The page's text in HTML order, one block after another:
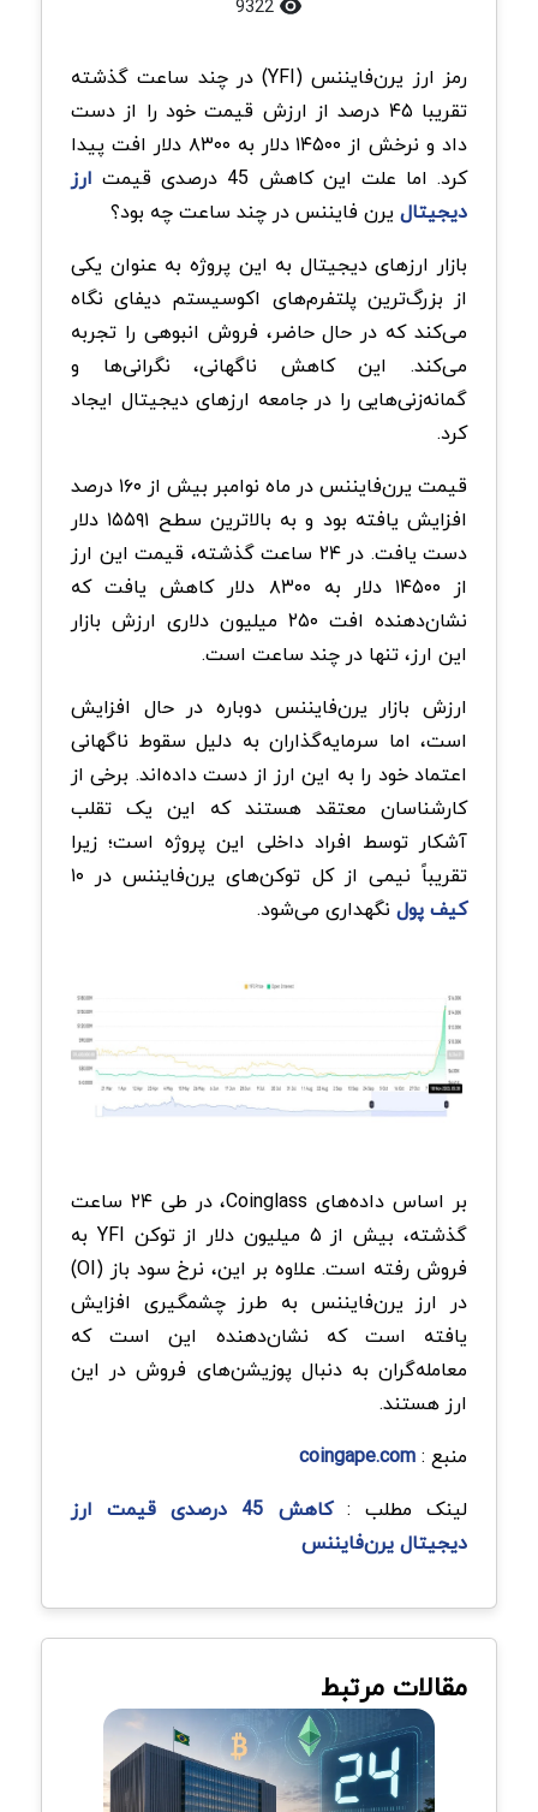
رمز ارز یرن‌فایننس (YFI) در چند ساعت گذشته
تقریبا ۴۵ درصد از ارزش قیمت خود را از دست
داد و نرخش از ۱۴۵۰۰ دلار به ۸۳۰۰ دلار افت پیدا
کرد. اما علت این کاهش 45 درصدی قیمت
ارز
دیجیتال یرن فایننس در چند ساعت چه بود؟
بازار ارزهای دیجیتال به این پروژه به عنوان یکی
از بزرگ‌ترین پلتفرم‌های اکوسیستم دیفای نگاه
می‌کند که در حال حاضر، فروش انبوهی را تجربه
می‌کند. این کاهش ناگهانی، نگرانی‌ها و
گمانه‌زنی‌هایی را در جامعه ارزهای دیجیتال ایجاد
کرد.
قیمت یرن‌فایننس در ماه نوامبر بیش از ۱۶۰ درصد
افزایش یافته بود و به بالاترین سطح ۱۵۵۹۱ دلار
دست یافت. در ۲۴ ساعت گذشته، قیمت این ارز
از ۱۴۵۰۰ دلار به ۸۳۰۰ دلار کاهش یافت که
نشان‌دهنده افت ۲۵۰ میلیون دلاری ارزش بازار
این ارز، تنها در چند ساعت است.
ارزش بازار یرن‌فایننس دوباره در حال افزایش
است، اما سرمایه‌گذاران به دلیل سقوط ناگهانی
اعتماد خود را به این ارز از دست داده‌اند. برخی از
کارشناسان معتقد هستند که این یک تقلب
آشکار توسط افراد داخلی این پروژه است؛ زیرا
تقریباً نیمی از کل توکن‌های یرن‌فایننس در ۱۰
کیف پول نگهداری می‌شود.
بر اساس داده‌های Coinglass، در طی ۲۴ ساعت
گذشته، بیش از ۵ میلیون دلار از توکن YFI به
فروش رفته است. علاوه بر این، نرخ سود باز (OI)
در ارز یرن‌فایننس به طرز چشمگیری افزایش
یافته است که نشان‌دهنده این است که
معامله‌گران به دنبال پوزیشن‌های فروش در این
ارز هستند.
منبع :coingape.com
لینک مطلب :
کاهش 45 درصدی قیمت ارز
دیجیتال یرن‌فایننس
مقالات مرتبط